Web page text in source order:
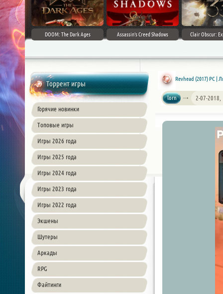
DOOM: The Dark Ages Assassin's Creed Shadows Clair Obscur:
Торрент игры
Горячие новинки
Топовые игры
Игры 2026 года
Игры 2025 года
Игры 2024 года
Игры 2023 года
Игры 2022 года
Экшены
Шутеры
Аркады
RPG
Файтинги
Revhead (2017) PC |
lorn 2-07-2018,